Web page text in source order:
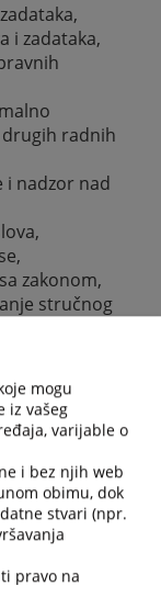
i zadataka,
radnih
i nadzor nad
zakonom,
stručnog
uslovi za
mogu
iz vašeg
varijable o
i bez njih web
obimu, dok
stvari (npr.
pravo na